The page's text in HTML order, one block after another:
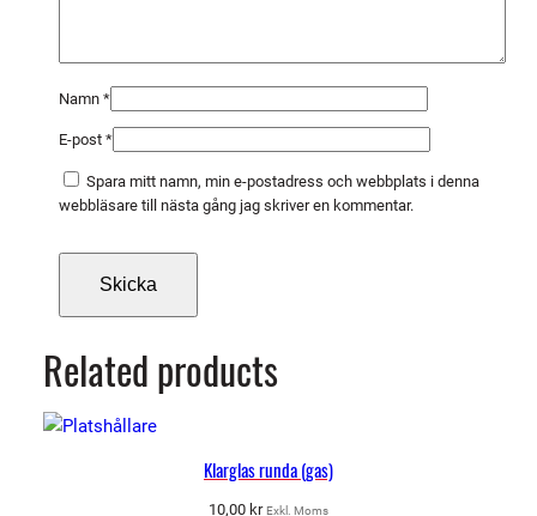
Namn *
E-post *
Spara mitt namn, min e-postadress och webbplats i denna
webbläsare till nästa gång jag skriver en kommentar.
Related products
Klarglas runda (gas)
10,00 kr Exkl. Moms